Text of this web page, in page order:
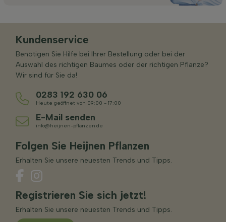
Kundenservice
Benötigen Sie Hilfe bei Ihrer Bestellung oder bei der
Auswahl des richtigen Baumes oder der richtigen Pflanze?
Wir sind für Sie da!
0283 192 630 06
Heute geöffnet von 09:00 - 17:00
E-Mail senden
info@heijnen-pflanzen.de
Folgen Sie Heijnen Pflanzen
Erhalten Sie unsere neuesten Trends und Tipps.
Registrieren Sie sich jetzt!
Erhalten Sie unsere neuesten Trends und Tipps.